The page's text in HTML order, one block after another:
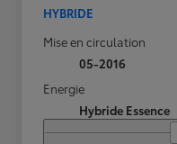
HYBRIDE
Mise en circulation
05-2016
Energie
Hybride Essence